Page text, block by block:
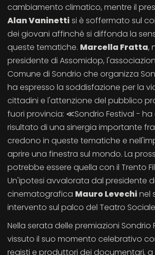
cambiamento climatico, mentre il
Alan Vaninettisi è soffermato sul
dei giovani affinché si diffonda la
queste tematiche. Marcella Fratta,
presidente di Assomidop,
Comune di Sondrio che organizza
ha espresso la soddisfazione per la
cittadini e l'attenzione del pubblico
fuori provincia: ≪Sondrio Festival -
risultato di una sinergia importante
credono in queste tematiche e
aprire una finestra sul mondo. La
potrebbe essere quella con il Trento
Un'ipotesi avvalorata dal presidente
cinematografica Mauro Levechinel
intervento sul palco del Teatro
Nella serata delle premiazioni Sondrio
vissuto il suo momento celebrativo
registi e produttori dei documentari,